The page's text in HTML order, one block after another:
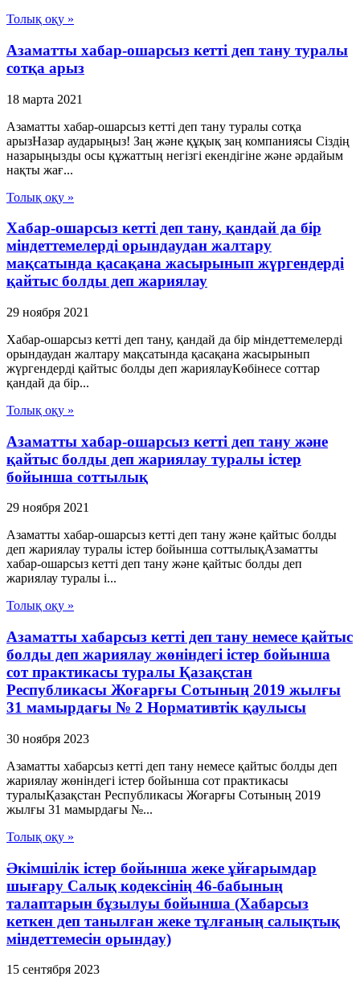
Толық оқу »
Азаматты хабар-ошарсыз кетті деп тану туралы
сотқа арыз
18 марта 2021
Азаматты хабар-ошарсыз кетті деп тану туралы сотқа
арызНазар аударыңыз! Заң және құқық заң компаниясы Сіздің
назарыңызды осы құжаттың негізгі екендігіне және әрдайым
нақты жағ...
Толық оқу »
Хабар-ошарсыз кетті деп тану, қандай да бір
міндеттемелерді орындаудан жалтару
мақсатында қасақана жасырынып жүргендерді
қайтыс болды деп жариялау
29 ноября 2021
Хабар-ошарсыз кетті деп тану, қандай да бір міндеттемелерді
орындаудан жалтару мақсатында қасақана жасырынып
жүргендерді қайтыс болды деп жариялауКөбінесе соттар
қандай да бір...
Толық оқу »
Азаматты хабар-ошарсыз кетті деп тану және
қайтыс болды деп жариялау туралы істер
бойынша соттылық
29 ноября 2021
Азаматты хабар-ошарсыз кетті деп тану және қайтыс болды
деп жариялау туралы істер бойынша соттылықАзаматты
хабар-ошарсыз кетті деп тану және қайтыс болды деп
жариялау туралы і...
Толық оқу »
Азаматты хабарсыз кетті деп тану немесе қайтыс
болды деп жариялау жөніндегі істер бойынша
сот практикасы туралы Қазақстан
Республикасы Жоғарғы Сотының 2019 жылғы
31 мамырдағы № 2 Нормативтік қаулысы
30 ноября 2023
Азаматты хабарсыз кетті деп тану немесе қайтыс болды деп
жариялау жөніндегі істер бойынша сот практикасы
туралыҚазақстан Республикасы Жоғарғы Сотының 2019
жылғы 31 мамырдағы №...
Толық оқу »
Әкімшілік істер бойынша жеке ұйғарымдар
шығару Салық кодексінің 46-бабының
талаптарын бұзылуы бойынша (Хабарсыз
кеткен деп танылған жеке тұлғаның салықтық
міндеттемесін орындау)
15 сентября 2023